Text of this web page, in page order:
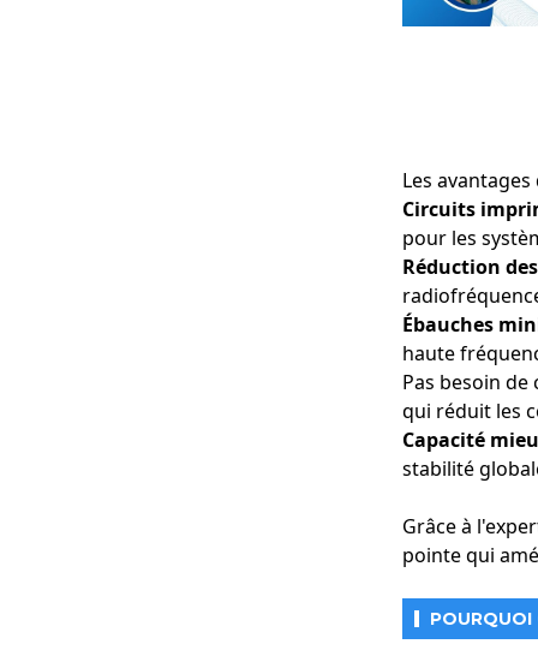
Les
Circuits
pour les
Réduction
Ébauches
haute
Pas besoin
qui réduit les
Capacité
stabilité
Grâce à
pointe qui
POURQUOI